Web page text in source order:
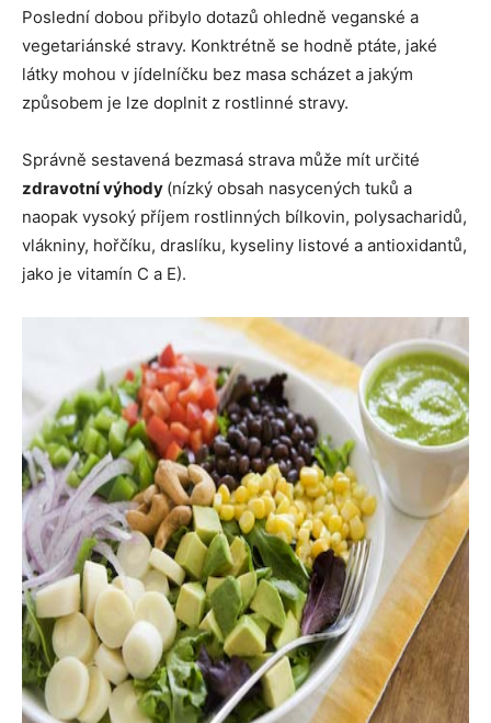
Poslední dobou přibylo dotazů ohledně veganské a
vegetariánské stravy. Konktrétně se hodně ptáte, jaké
látky mohou v jídelníčku bez masa scházet a jakým
způsobem je lze doplnit z rostlinné stravy.
Správně sestavená bezmasá strava může mít určité
zdravotní výhody (nízký obsah nasycených tuků a
naopak vysoký příjem rostlinných bílkovin, polysacharidů,
vlákniny, hořčíku, draslíku, kyseliny listové a antioxidantů,
jako je vitamín C a E).